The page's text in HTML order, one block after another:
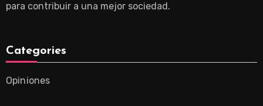
para contribuir a una mejor sociedad.
Categories
Opiniones